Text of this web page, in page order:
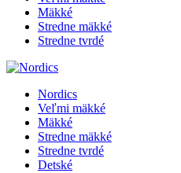
Mäkké
Stredne mäkké
Stredne tvrdé
Nordics
Veľmi mäkké
Mäkké
Stredne mäkké
Stredne tvrdé
Detské